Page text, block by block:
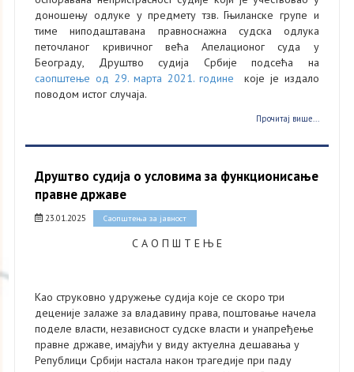
доношењу одлуке у предмету тзв. Гњиланске групе и
тиме ниподаштавана правноснажна судска одлука
петочланог кривичног већа Апелационог суда у
Београду, Друштво судија Србије подсећа на
саопштење од 29. марта 2021. године
које је издало
поводом истог случаја.
Прочитај више...
Друштво судија о условима за функционисање
правне државе
23.01.2025 Саопштења за јавност
С А О П Ш Т Е Њ Е
Као струковно удружење судија које се скоро три
деценије залаже за владавину права, поштовање начела
поделе власти, независност судске власти и унапређење
правне државе, имајући у виду актуелна дешавања у
Републици Србији настала након трагедије при паду